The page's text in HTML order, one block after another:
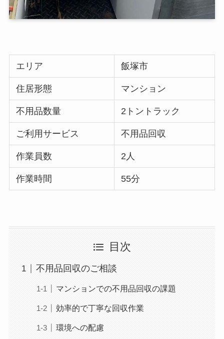
エリア 飯塚市
住居形態 マンション
不用品数量 2トントラック
ご利用サービス 不用品回収
作業員数 2人
作業時間 55分
目次
不用品回収のご相談
マンションでの不用品回収の課題
効率的で丁寧な回収作業
環境への配慮